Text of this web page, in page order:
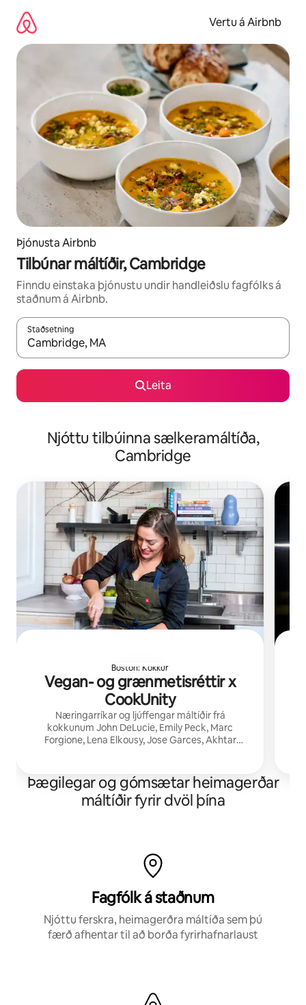
beint
Vertu á Airbnb
Þjónusta Airbnb
Tilbúnar máltíðir, Cambridge
Finndu einstaka þjónustu undir handleiðslu fagfólks á
staðnum á Airbnb.
Staðsetning
Þegar niðurstöður liggja fyrir skaltu nota upp og niður
Leita
Njóttu tilbúinna sælkeramáltíða,
Cambridge
Boston: Kokkur
Vegan- og grænmetisréttir x
CookUnity
Næringarríkar og ljúffengar máltíðir frá
kokkunum John DeLucie, Emily Peck, Marc
Forgione, Lena Elkousy, Jose Garces, Akhtar
Þægilegar og gómsætar heimagerðar
máltíðir fyrir dvöl þína
Fagfólk á staðnum
Njóttu ferskra, heimagerðra máltíða sem þú
færð afhentar til að borða fyrirhafnarlaust